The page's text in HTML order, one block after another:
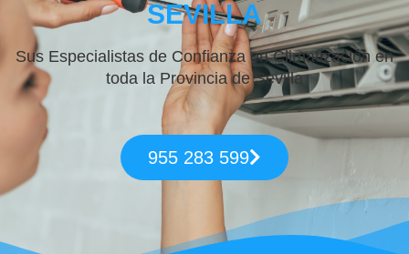
SEVILLA
Sus Especialistas de Confianza en Climatización en
toda la Provincia de Sevilla
955 283 599